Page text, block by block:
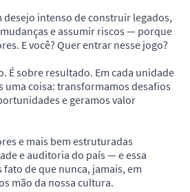
intenso de construir legados,
e assumir riscos — porque
E você? Quer entrar nesse jogo?
É sobre resultado. Em cada unidade
uma coisa: transformamos desafios
e geramos valor
e mais bem estruturadas
e auditoria do país — e essa
de que nunca, jamais, em
mão da nossa cultura.